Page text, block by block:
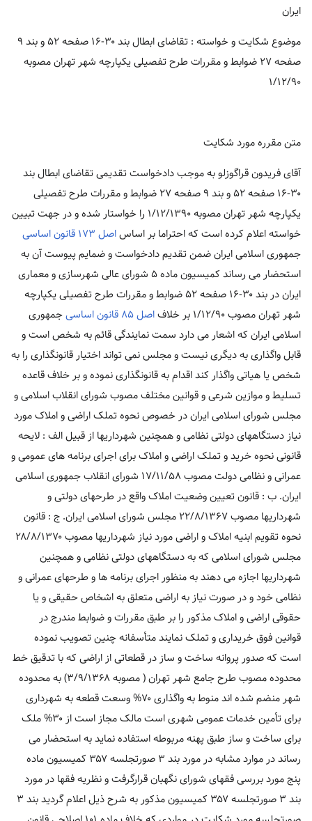
ایران
موضوع شکایت و خواسته : تقاضای ابطال بند ۳۰-۱۶ صفحه ۵۲ و بند ۹
صفحه ۲۷ ضوابط و مقررات طرح تفصیلی یکپارچه شهر تهران مصوبه
۱/۱۲/۹۰
متن مقرره مورد شکایت
آقای فریدون قراگوزلو به موجب دادخواست تقدیمی تقاضای ابطال بند
۳۰-۱۶ صفحه ۵۲ و بند ۹ صفحه ۲۷ ضوابط و مقررات طرح تفصیلی
یکپارچه شهر تهران مصوبه ۱/۱۲/۱۳۹۰ را خواستار شده و در جهت تبیین
خواسته اعلام کرده است که احتراما بر اساساصل ۱۷۳ قانون اساسی
جمهوری اسلامی ایران ضمن تقدیم دادخواست و ضمایم پیوست آن به
استحضار می رساند کمیسیون ماده ۵ شورای عالی شهرسازی و معماری
ایران در بند ۳۰-۱۶ صفحه ۵۲ ضوابط و مقررات طرح تفصیلی یکپارچه
شهر تهران مصوب ۱/۱۲/۹۰ بر خلاف
اصل ۸۵ قانون اساسی
جمهوری
اسلامی ایران که اشعار می دارد سمت نمایندگی قائم به شخص است و
قابل واگذاری به دیگری نیست و مجلس نمی تواند اختیار قانونگذاری را به
شخص یا هیاتی واگذار کند اقدام به قانونگذاری نموده و بر خلاف قاعده
تسلیط و موازین شرعی و قوانین مختلف مصوب شورای انقلاب اسلامی و
مجلس شورای اسلامی ایران در خصوص نحوه تملک اراضی و املاک مورد
نیاز دستگاههای دولتی نظامی و همچنین شهرداریها از قبیل الف : لایحه
قانونی نحوه خرید و تملک اراضی و املاک برای اجرای برنامه های عمومی و
عمرانی و نظامی دولت مصوب ۱۷/۱۱/۵۸ شورای انقلاب جمهوری اسلامی
ایران. ب : قانون تعیین وضعیت املاک واقع در طرحهای دولتی و
شهرداریها مصوب ۲۲/۸/۱۳۶۷ مجلس شورای اسلامی ایران. ج : قانون
نحوه تقویم ابنیه املاک و اراضی مورد نیاز شهرداریها مصوب ۲۸/۸/۱۳۷۰
مجلس شورای اسلامی که به دستگاههای دولتی نظامی و همچنین
شهرداریها اجازه می دهند به منظور اجرای برنامه ها و طرحهای عمرانی و
نظامی خود و در صورت نیاز به اراضی متعلق به اشخاص حقیقی و یا
حقوقی اراضی و املاک مذکور را بر طبق مقررات و ضوابط مندرج در
قوانین فوق خریداری و تملک نمایند متأسفانه چنین تصویب نموده
است که صدور پروانه ساخت و ساز در قطعاتی از اراضی که با تدقیق خط
محدوده مصوب طرح جامع شهر تهران ( مصوبه ۳/۹/۱۳۶۸) به محدوده
شهر منضم شده اند منوط به واگذاری ۷۰% وسعت قطعه به شهرداری
برای تأمین خدمات عمومی شهری است مالک مجاز است از ۳۰% ملک
برای ساخت و ساز طبق پهنه مربوطه استفاده نماید به استحضار می
رساند در موارد مشابه در مورد بند ۳ صورتجلسه ۳۵۷ کمیسیون ماده
پنج مورد بررسی فقهای شورای نگهبان قرارگرفت و نظریه فقها در مورد
بند ۳ صورتجلسه ۳۵۷ کمیسیون مذکور به شرح ذیل اعلام گردید بند ۳